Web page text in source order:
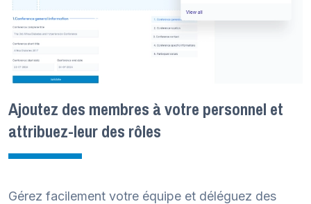
Ajoutez des membres à votre personnel et
attribuez-leur des rôles
Gérez facilement votre équipe et déléguez des